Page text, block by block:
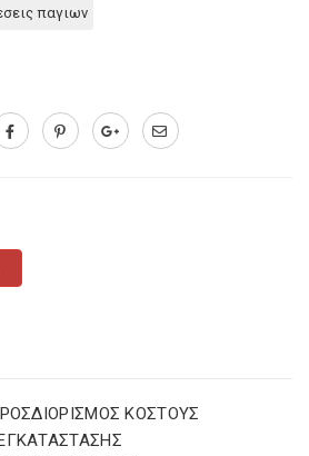
παγιων
ΚΟΣΤΟΥΣ